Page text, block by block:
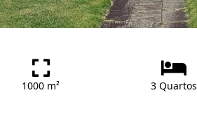
1000 m² 3 Quartos